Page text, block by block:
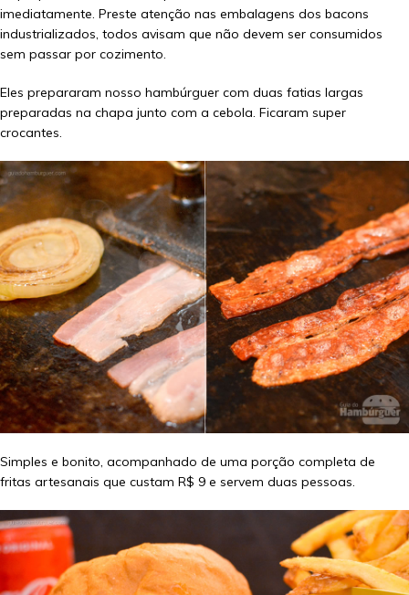
imediatamente. Preste atenção nas embalagens dos bacons
industrializados, todos avisam que não devem ser consumidos
sem passar por cozimento.
Eles prepararam nosso hambúrguer com duas fatias largas
preparadas na chapa junto com a cebola. Ficaram super
crocantes.
Simples e bonito, acompanhado de uma porção completa de
fritas artesanais que custam R$ 9 e servem duas pessoas.